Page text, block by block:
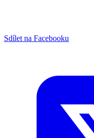
Sdílet na Facebooku